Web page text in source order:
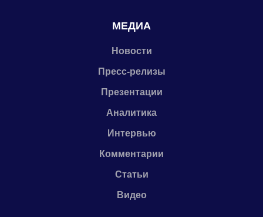
МЕДИА
Новости
Пресс-релизы
Презентации
Аналитика
Интервью
Комментарии
Статьи
Видео